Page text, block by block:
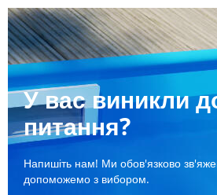
У вас виникли
питання?
Напишіть нам! Ми обов'язково
допоможемо з вибором.